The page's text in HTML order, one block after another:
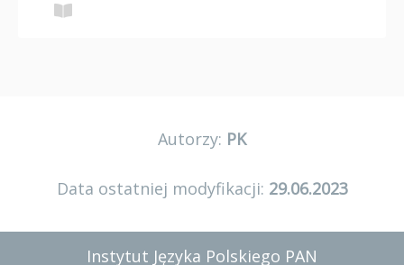
Autorzy: PK
Data ostatniej modyfikacji: 29.06.2023
Instytut Języka Polskiego PAN